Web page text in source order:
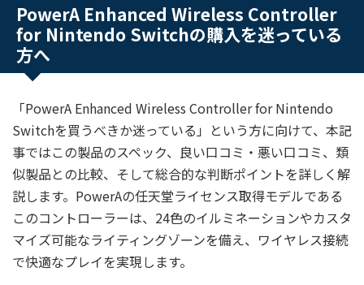
PowerA Enhanced Wireless Controller
for Nintendo Switchの購入を迷っている
方へ
「PowerA Enhanced Wireless Controller for Nintendo
Switchを買うべきか迷っている」という方に向けて、本記
事ではこの製品のスペック、良い口コミ・悪い口コミ、類
似製品との比較、そして総合的な判断ポイントを詳しく解
説します。PowerAの任天堂ライセンス取得モデルである
このコントローラーは、24色のイルミネーションやカスタ
マイズ可能なライティングゾーンを備え、ワイヤレス接続
で快適なプレイを実現します。